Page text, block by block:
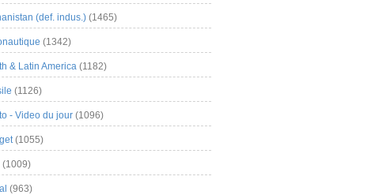
(def. indus.) (1465)
(1342)
& Latin America (1182)
(1126)
- Video du jour (1096)
(1055)
(1009)
(963)